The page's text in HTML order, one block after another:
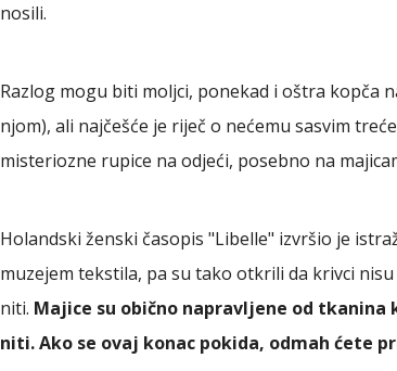
nosili.
Razlog mogu biti moljci, ponekad i oštra kopča
njom), ali najčešće je riječ o nećemu sasvim
misteriozne rupice na odjeći, posebno na
Holandski ženski časopis "Libelle" izvršio je
muzejem tekstila, pa su tako otkrili da krivci
niti. Majice su obično napravljene od tkanina
niti. Ako se ovaj konac pokida, odmah ćete